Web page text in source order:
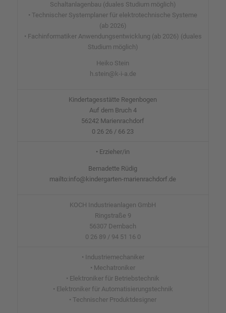
Schaltanlagenbau (duales Studium möglich)
• Technischer Systemplaner für elektrotechnische Systeme
(ab 2026)
• Fachinformatiker Anwendungsentwicklung (ab 2026) (duales
Studium möglich)
Heiko Stein
h.stein@k-i-a.de
Kindertagesstätte Regenbogen
Auf dem Bruch 4
56242 Marienrachdorf
0 26 26 / 66 23
• Erzieher/in
Bernadette Rüdig
mailto:info@kindergarten-marienrachdorf.de
KOCH Industrieanlagen GmbH
Ringstraße 9
56307 Dernbach
0 26 89 / 94 51 16 0
• Industriemechaniker
• Mechatroniker
• Elektroniker für Betriebstechnik
• Elektroniker für Automatisierungstechnik
• Technischer Produktdesigner